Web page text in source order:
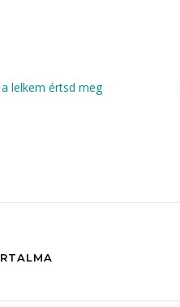
a lelkem értsd meg